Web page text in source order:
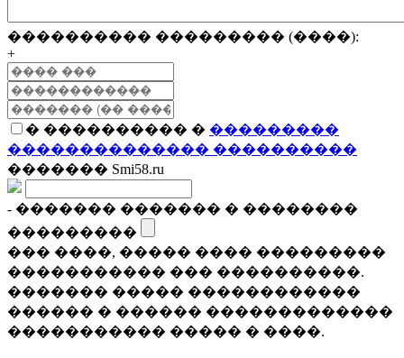
���������� ��������� (����):
+
� ���������� � ���������
�������������� ����������
������� Smi58.ru
- ������� ������� � ��������
���������
��� ����, ����� ���� ���������
����������� ��� ����������.
������� ����� ������������
������ � ������ �������������
����������� ����� � ����.